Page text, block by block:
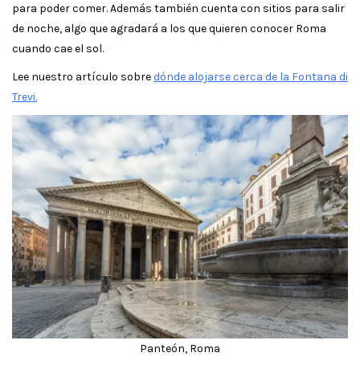
para poder comer. Además también cuenta con sitios para salir
de noche, algo que agradará a los que quieren conocer Roma
cuando cae el sol.
Lee nuestro artículo sobre dónde alojarse cerca de la Fontana di
Trevi.
Panteón, Roma